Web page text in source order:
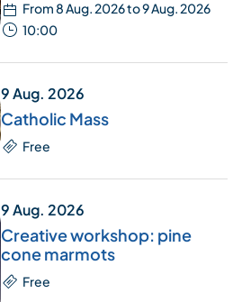
From 8 Aug. 2026 to 9 Aug. 2026
10:00
9 Aug. 2026
Catholic Mass
Free
9 Aug. 2026
Creative workshop: pine
cone marmots
Free